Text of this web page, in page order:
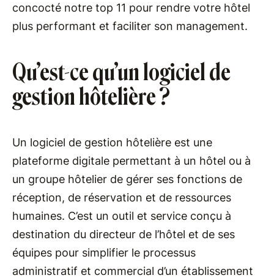
concocté notre top 11 pour rendre votre hôtel
plus performant et faciliter son management.
Qu’est-ce qu’un logiciel de
gestion hôtelière ?
Un logiciel de gestion hôtelière est une
plateforme digitale permettant à un hôtel ou à
un groupe hôtelier de gérer ses fonctions de
réception, de réservation et de ressources
humaines. C’est un outil et service conçu à
destination du directeur de l’hôtel et de ses
équipes pour simplifier le processus
administratif et commercial d’un établissement